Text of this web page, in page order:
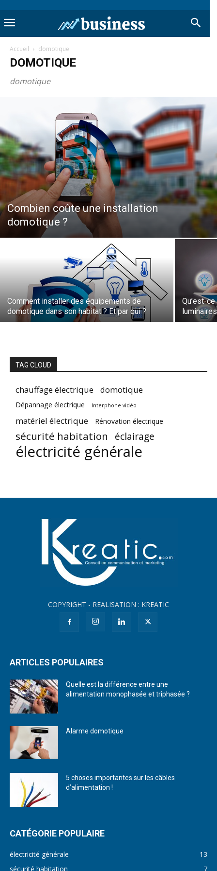
Accueil domotique
DOMOTIQUE
domotique
Combien coûte une installation
domotique ?
Comment installer des équipements de
domotique dans son habitat ? Et par qui ?
Qu’est-
TAG CLOUD
chauffage électrique domotique
Dépannage électrique Interphone vidéo
matériel électrique Rénovation électrique
sécurité habitation éclairage
électricité générale
COPYRIGHT - REALISATION : KREATIC
ARTICLES POPULAIRES
Quelle est la différence entre une
alimentation monophasée et triphasée ?
Alarme domotique
5 choses importantes sur les câbles
d’alimentation !
CATÉGORIE POPULAIRE
électricité générale
13
sécurité habitation
7